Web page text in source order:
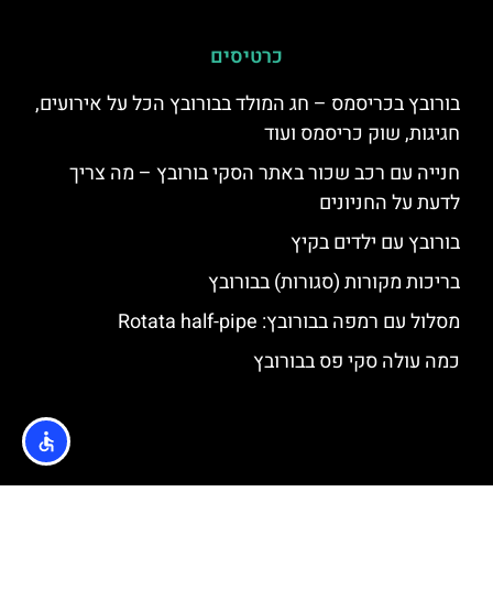
כרטיסים
בורובץ בכריסמס – חג המולד בבורובץ הכל על אירועים,
חגיגות, שוק כריסמס ועוד
חנייה עם רכב שכור באתר הסקי בורובץ – מה צריך
לדעת על החניונים
בורובץ עם ילדים בקיץ
בריכות מקורות (סגורות) בבורובץ
מסלול עם רמפה בבורובץ: Rotata half-pipe
כמה עולה סקי פס בבורובץ